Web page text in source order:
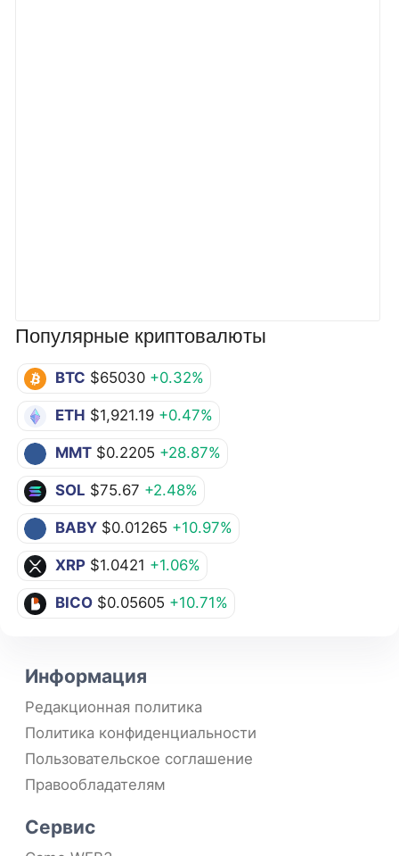
Популярные криптовалюты
BTC $65030 +0.32%
ETH $1,921.19 +0.47%
MMT $0.2205 +28.87%
SOL $75.67 +2.48%
BABY $0.01265 +10.97%
XRP $1.0421 +1.06%
BICO $0.05605 +10.71%
Информация
Редакционная политика
Политика конфиденциальности
Пользовательское соглашение
Правообладателям
Сервис